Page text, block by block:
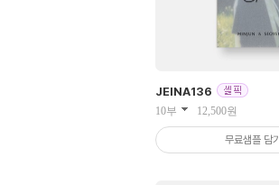
JEINA136
10부 12,500원
무료샘플 담기